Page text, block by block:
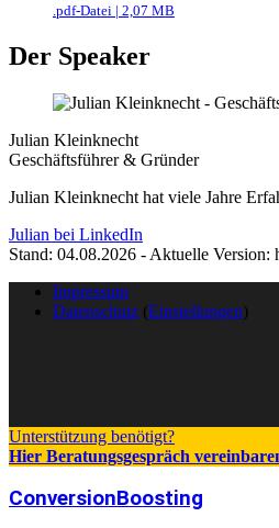
.pdf-Datei | 2,07 MB
Der Speaker
Julian Kleinknecht
Geschäftsführer & Gründer
Julian Kleinknecht hat viele Jahre
Julian bei LinkedIn
Stand: 04.08.2026 - Aktuelle Version:
Impressum
Datenschutz (Einstellungen )
Unterstützung benötigt?
Hier Beratungsgespräch
ConversionBoosting